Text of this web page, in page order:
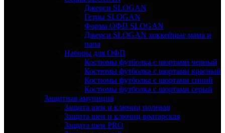
Джерси SLOGAN
Гетры SLOGAN
Форма ОФП SLOGAN
Джерси SLOGAN хоккейные мама и
папа
Наборы для ОФП
Костюмы футболка с шортами черный
Костюмы футболка с шортами красный
Костюмы футболка с шортами синий
Костюмы футболка с шортами серый
Защитная амуниция
Защита шеи и ключиц полевая
Защита шеи и ключиц вратарская
Защита шеи PRO